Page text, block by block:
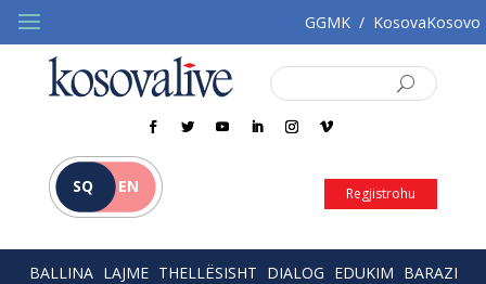
GGMK / KosovaKosovo
SQ EN Regjistrohu
BALLINA LAJME THELLËSISHT DIALOG EDUKIM BARAZI